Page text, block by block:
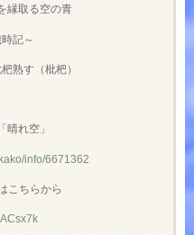
縁取る空の青
記～
熟す（枇杷）
晴れ空」
info/6671362
こちらから